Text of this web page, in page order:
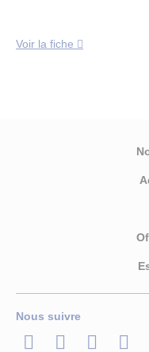
Voir la fiche
Nous suivre
LinkedInTwitter